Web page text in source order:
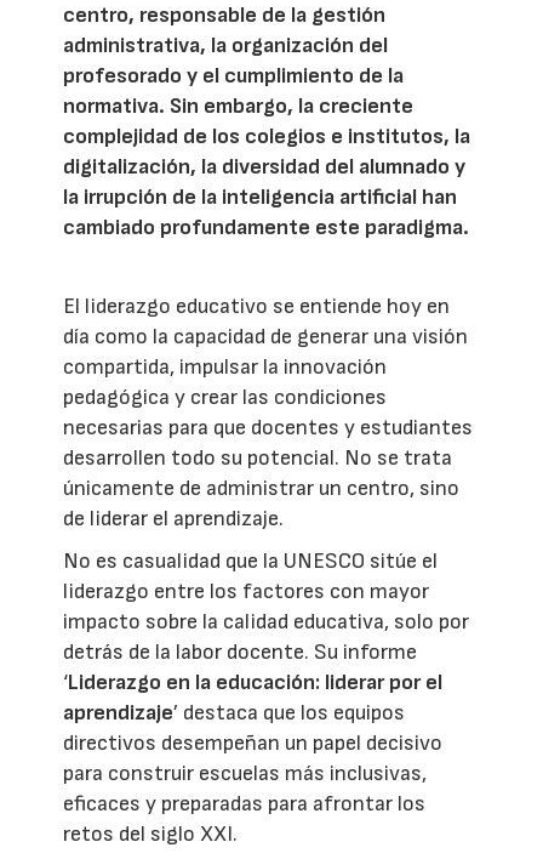
centro, responsable de la gestión
administrativa, la organización del
profesorado y el cumplimiento de la
normativa. Sin embargo, la creciente
complejidad de los colegios e institutos, la
digitalización, la diversidad del alumnado y
la irrupción de la inteligencia artificial han
cambiado profundamente este paradigma.
El liderazgo educativo se entiende hoy en
día como la capacidad de generar una visión
compartida, impulsar la innovación
pedagógica y crear las condiciones
necesarias para que docentes y estudiantes
desarrollen todo su potencial. No se trata
únicamente de administrar un centro, sino
de liderar el aprendizaje.
No es casualidad que la UNESCO sitúe el
liderazgo entre los factores con mayor
impacto sobre la calidad educativa, solo por
detrás de la labor docente. Su informe
‘Liderazgo en la educación: liderar por el
aprendizaje’ destaca que los equipos
directivos desempeñan un papel decisivo
para construir escuelas más inclusivas,
eficaces y preparadas para afrontar los
retos del siglo XXI.